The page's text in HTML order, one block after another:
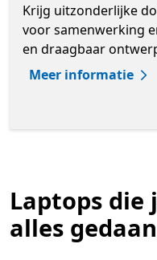
Krijg uitzonderlijke
voor samenwerking
en draagbaar
Meer informatie
Laptops die
alles